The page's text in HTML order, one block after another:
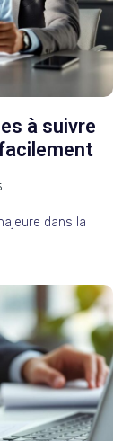
à suivre
dans la